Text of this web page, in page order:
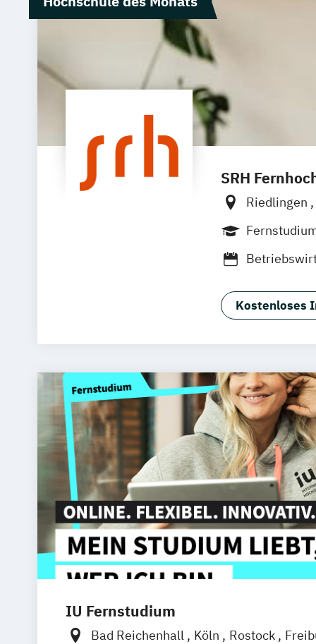
SRH
Riedlingen
Zell
Leipzig
Kostenloses
IU Fernstudium
Bad Reichenhall Köln Rostock